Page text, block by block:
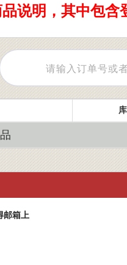
说明，其中包含
邮箱上